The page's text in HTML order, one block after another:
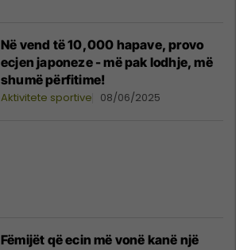
Në vend të 10,000 hapave, provo
ecjen japoneze - më pak lodhje, më
shumë përfitime!
Aktivitete sportive 08/06/2025
Fëmijët që ecin më vonë kanë një